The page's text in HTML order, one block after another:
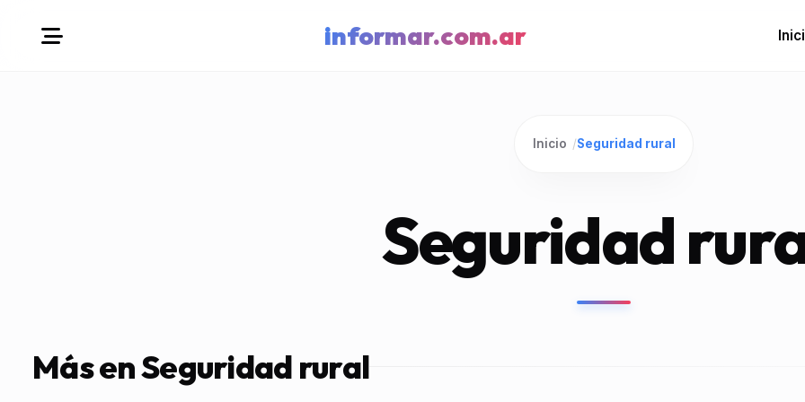
informar.com.ar
Inicio /Seguridad rural
Seguridad
Más en Seguridad rural